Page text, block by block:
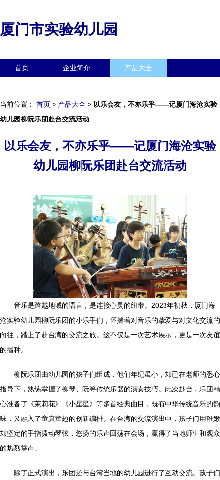
厦门市实验幼儿园
首页 企业简介 产品大全
当前位置： 首页 > 产品大全 > 以乐会友，不亦乐乎——记厦门海沧实验
幼儿园柳阮乐团赴台交流活动
以乐会友，不亦乐乎——记厦门海沧实验
幼儿园柳阮乐团赴台交流活动
音乐是跨越地域的语言，是连接心灵的纽带。2023年初秋，厦门海
沧实验幼儿园柳阮乐团的小乐手们，怀揣着对音乐的挚爱与对文化交流的
向往，踏上了赴台湾的交流之旅。这不仅是一次艺术展示，更是一次友谊
的播种。
柳阮乐团由幼儿园的孩子们组成，他们年纪虽小，却已在老师的悉心
指导下，熟练掌握了柳琴、阮等传统乐器的演奏技巧。此次赴台，乐团精
心准备了《茉莉花》《小星星》等多首经典曲目，既有中华传统音乐的韵
味，又融入了童真童趣的创新编排。在台湾的交流演出中，孩子们用稚嫩
却坚定的手指拨动琴弦，悠扬的乐声回荡在会场，赢得了当地师生和观众
的热烈掌声。
除了正式演出，乐团还与台湾当地的幼儿园进行了互动交流。孩子们